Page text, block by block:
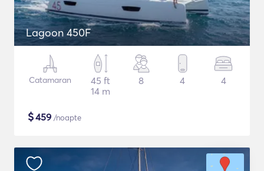
Lagoon 450F
Catamaran
45 ft
14 m
8 4 4
$459 /noapte